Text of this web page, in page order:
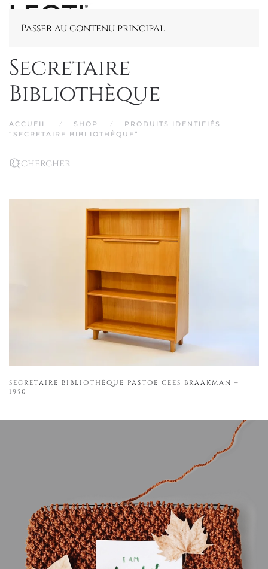
Passer au contenu principal
Secretaire
Bibliothèque
ACCUEIL SHOP
PRODUITS IDENTIFIÉS
“SECRETAIRE BIBLIOTHÈQUE”
SECRETAIRE BIBLIOTHÈQUE PASTOE CEES BRAAKMAN –
1950